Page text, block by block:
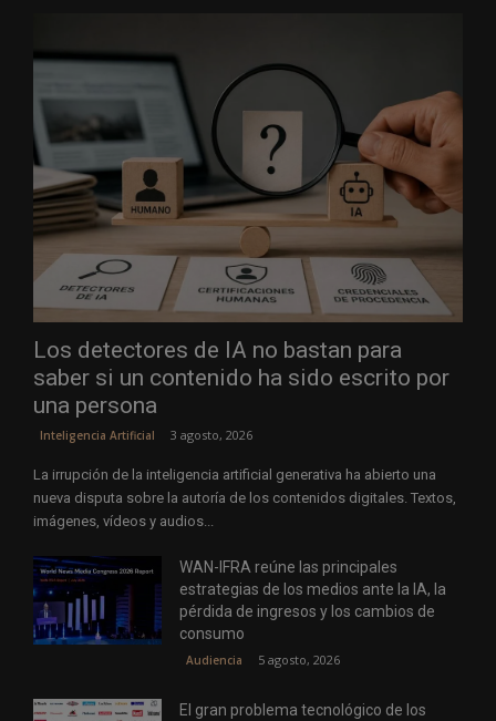
Los detectores de IA no bastan para
saber si un contenido ha sido escrito por
una persona
Inteligencia Artificial 3 agosto, 2026
La irrupción de la inteligencia artificial generativa ha abierto una
nueva disputa sobre la autoría de los contenidos digitales. Textos,
imágenes, vídeos y audios...
WAN-IFRA reúne las principales
estrategias de los medios ante la IA, la
pérdida de ingresos y los cambios de
consumo
Audiencia 5 agosto, 2026
El gran problema tecnológico de los